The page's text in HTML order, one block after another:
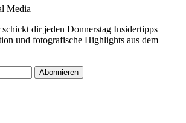
Media
dir jeden Donnerstag Insidertipps
und fotografische Highlights aus dem
Abonnieren